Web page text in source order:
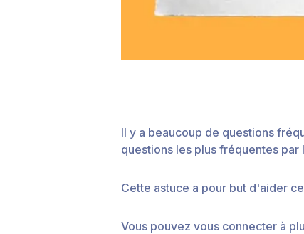
Il y a beaucoup de questions
questions les plus fréquentes
Cette astuce a pour but d'aider
Vous pouvez vous connecter à